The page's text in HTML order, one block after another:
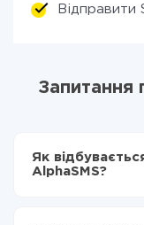
Відправити
Запитання
Як
AlphaSMS?